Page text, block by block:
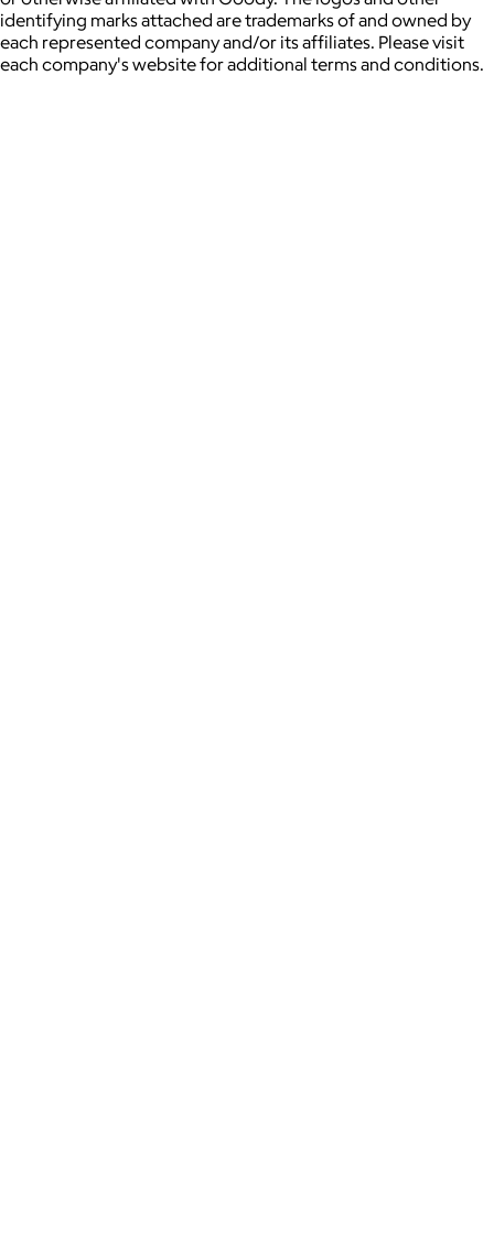
identifying marks attached are trademarks of and owned by
each represented company and/or its affiliates. Please visit
each company's website for additional terms and conditions.